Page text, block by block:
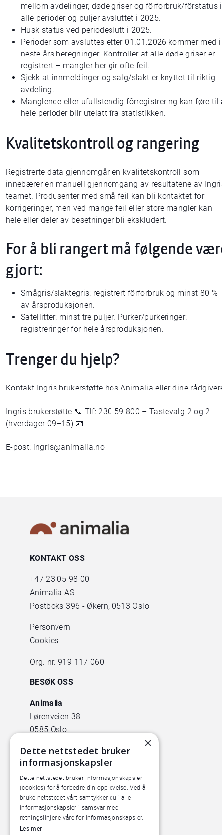
mellom avdelinger, døde griser og fôrforbruk/fôrstatus i
alle perioder og puljer avsluttet i 2025.
Husk status ved periodeslutt i 2025.
Perioder som avsluttes etter 01.01.2026 kommer med i
neste års beregninger. Kontroller at alle døde griser er
registrert – mangler her gir ofte feil.
Sjekk at innmeldinger og salg/slakt er knyttet til riktig
avdeling.
Manglende eller ufullstendig fôrregistrering kan føre til
hele perioder blir utelatt fra statistikken.
Kvalitetskontroll og rangering
Registrerte data gjennomgår en kvalitetskontroll som
innebærer en manuell gjennomgang av resultatene av
teamet. Produsenter med små feil kan bli kontaktet for
korrigeringer, men ved mange feil eller store mangler kan
hele eller deler av besetninger bli ekskludert.
For å bli rangert må følgende
gjort:
Smågris/slaktegris: registrert fôrforbruk og minst 80 %
av årsproduksjonen.
Satellitter: minst tre puljer. Purker/purkeringer:
registreringer for hele årsproduksjonen.
Trenger du hjelp?
Kontakt Ingris brukerstøtte hos Animalia eller dine
Ingris brukerstøtte 📞 Tlf: 230 59 800 – Tastevalg 2 og 2
(hverdager 09–15) 📧
E-post: ingris@animalia.no
KONTAKT OSS
+47 23 05 98 00
Animalia AS
Postboks 396 - Økern, 0513 Oslo
Personvern
Cookies
Org. nr. 919 117 060
BESØK OSS
Animalia
Lørenveien 38
0585 Oslo
Pilotanlegget
Økern Torgvei 13,
inngang B
×
Dette nettstedet bruker
informasjonskapsler
Dette nettstedet bruker informasjonskapsler
(cookies) for å forbedre din opplevelse. Ved å
bruke nettstedet vårt samtykker du i alle
informasjonskapsler i samsvar med
retningslinjene våre for informasjonskapsler.
Les mer